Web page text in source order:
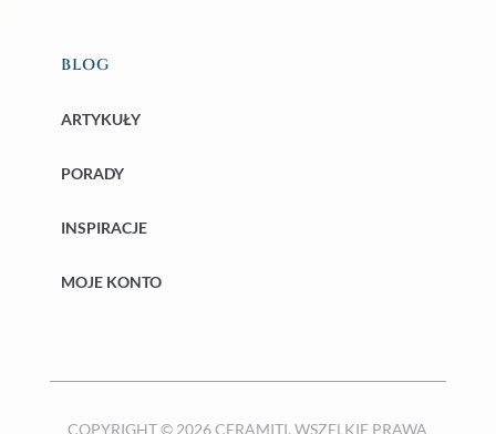
BLOG
ARTYKUŁY
PORADY
INSPIRACJE
MOJE KONTO
COPYRIGHT © 2026 CERAMITI. WSZELKIE PRAWA